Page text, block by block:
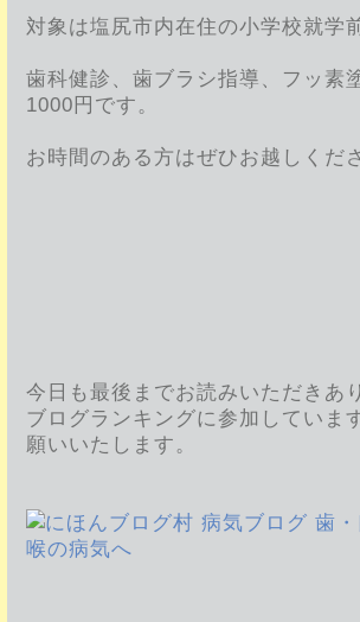
対象は塩尻市内在住の小学校就学
歯科健診、歯ブラシ指導、フッ素
1000円です。
お時間のある方はぜひお越しくだ
今日も最後までお読みいただきあ
ブログランキングに参加していま
願いいたします。